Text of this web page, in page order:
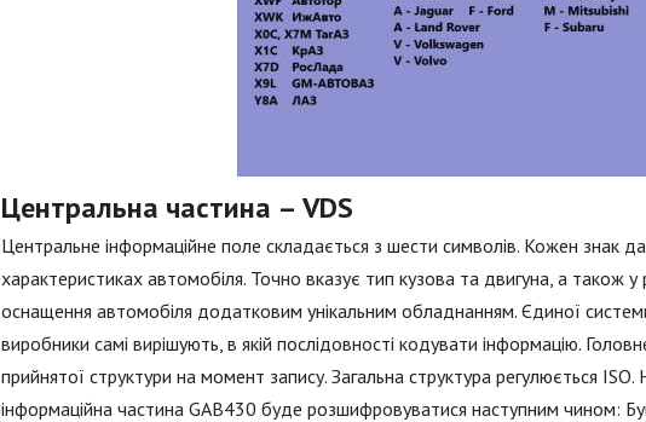
Центральна частина – VDS
Центральне інформаційне поле складається з шести символів. Кожен знак
характеристиках автомобіля. Точно вказує тип кузова та двигуна, а також у
оснащення автомобіля додатковим унікальним обладнанням. Єдиної
виробники самі вирішують, в якій послідовності кодувати інформацію.
прийнятої структури на момент запису. Загальна структура регулюється
інформаційна частина GAB430 буде розшифровуватися наступним чином: